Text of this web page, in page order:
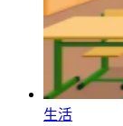
生活